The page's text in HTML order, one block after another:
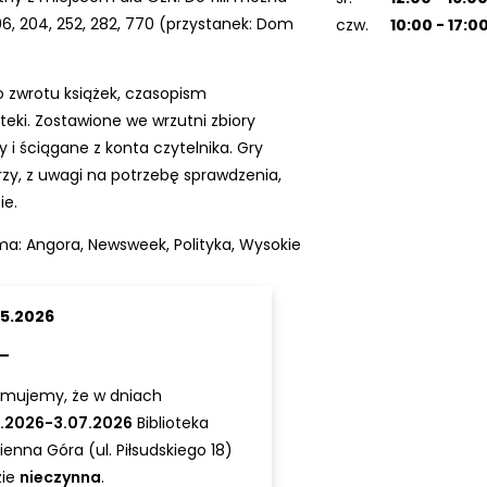
204, 252, 282, 770 (przystanek: Dom
zwrotu książek, czasopism
Zostawione we wrzutni zbiory
ściągane z konta czytelnika. Gry
z uwagi na potrzebę sprawdzenia,
Angora, Newsweek, Polityka, Wysokie
czw.
10:00 -
że w dniach
3.07.2026 Biblioteka
Góra (ul. Piłsudskiego 18)
nieczynna.